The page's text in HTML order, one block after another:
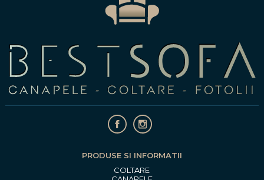
PRODUSE SI INFORMATII
COLTARE